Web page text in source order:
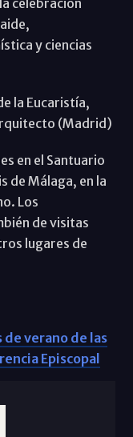
y ciencias
la Eucaristía,
(Madrid)
en el Santuario
de Málaga, en la
Los
de visitas
lugares de
verano de las
Episcopal